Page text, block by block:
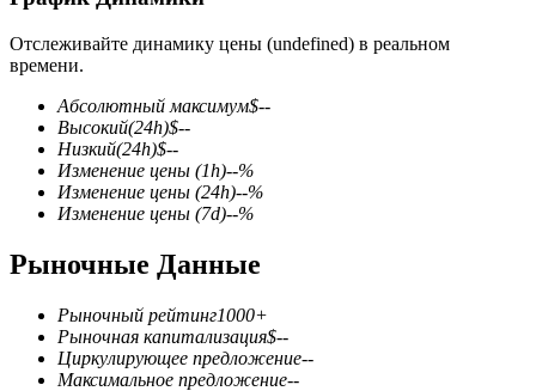
Фьючерсы на COIN-M
Криптовалютные фьючерсы
TradFi
Деривативы на акции, форекс, драгоценные металлы и
сырьевые товары
Отслеживайте динамику цены (undefined) в реальном
времени.
Абсолютный максимум$--
Высокий(24h)$--
Низкий(24h)$--
Изменение цены (1h)--%
Изменение цены (24h)--%
Изменение цены (7d)--%
Рыночные Данные
Рыночный рейтинг1000+
Рыночная капитализация$--
Циркулирующее предложение--
Максимальное предложение--